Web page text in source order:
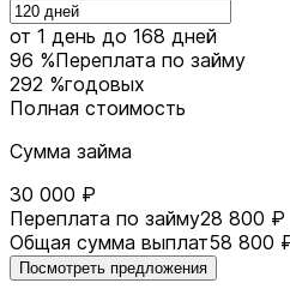
от 1 день до 168 дней
96 %Переплата по займу
292 %годовых
Полная стоимость
Сумма займа
30 000 ₽
Переплата по займу28 800 ₽
Общая сумма выплат58 800
Посмотреть предложения